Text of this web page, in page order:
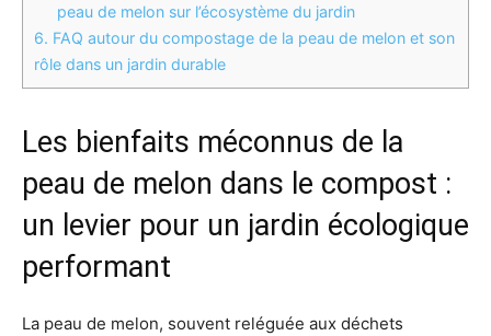
peau de melon sur l’écosystème du jardin
6. FAQ autour du compostage de la peau de melon et son
rôle dans un jardin durable
Les bienfaits méconnus de la
peau de melon dans le compost :
un levier pour un jardin écologique
performant
La peau de melon, souvent reléguée aux déchets